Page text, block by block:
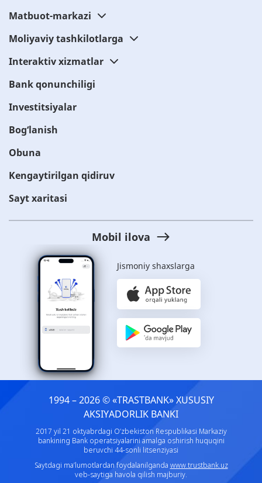
Matbuot-markazi
Moliyaviy tashkilotlarga
Interaktiv xizmatlar
Bank qonunchiligi
Investitsiyalar
Bog‘lanish
Obuna
Kengaytirilgan qidiruv
Sayt xaritasi
Mobil ilova
Jismoniy shaxslarga
1994 – 2026 © «TRASTBANK» ХUSUSIY
AKSIYADORLIK BANKI
2017 yil 21 oktyabrdagi O‘zbekiston Respublikasi Markaziy
bankining Bank operatsiyalarini amalga oshirish huquqini
beruvchi 44-sonli litsenziyasi
Saytdagi ma’lumotlardan foydalanilganda www.trustbank.uz
veb-saytiga havola qilish majburiy.